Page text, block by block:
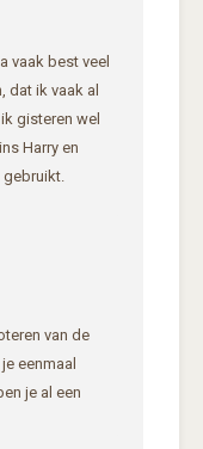
vaak best veel
dat ik vaak al
gisteren wel
Harry en
gebruikt.
van de
eenmaal
je al een